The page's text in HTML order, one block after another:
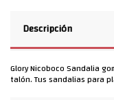
Descripción
Glory Nicoboco Sandalia
talón. Tus sandalias para